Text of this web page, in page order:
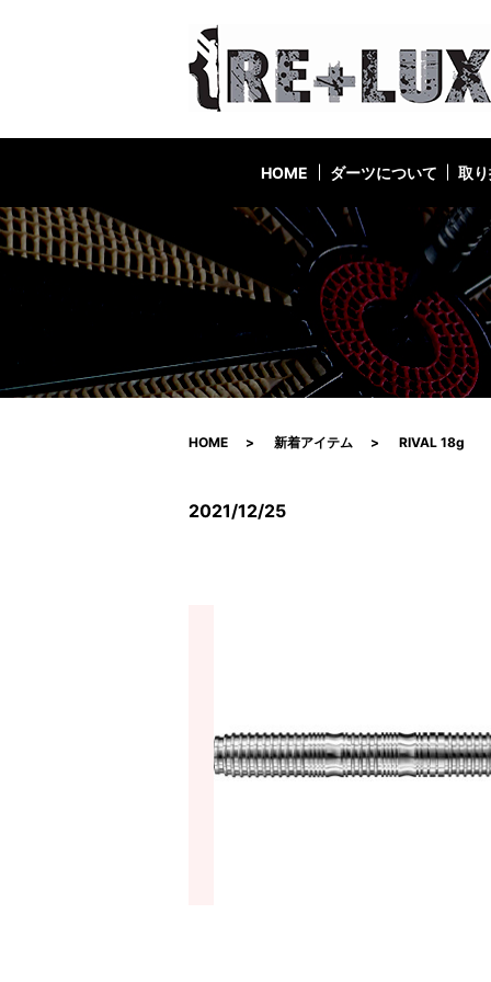
HOME ダーツについて 取
HOME 新着アイテム RIVAL 18g
2021/12/25